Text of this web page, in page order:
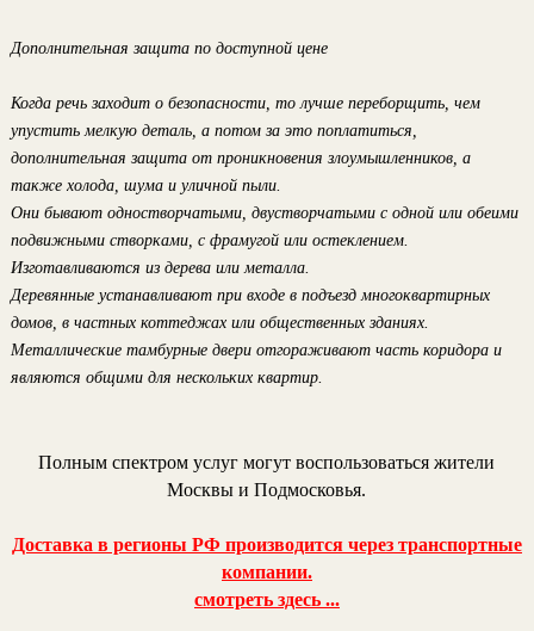
Дополнительная защита по доступной цене
Когда речь заходит о безопасности, то лучше переборщить, чем
упустить мелкую деталь, а потом за это поплатиться,
дополнительная защита от проникновения злоумышленников, а
также холода, шума и уличной пыли.
Они бывают одностворчатыми, двустворчатыми с одной или обеими
подвижными створками, с фрамугой или остеклением.
Изготавливаются из дерева или металла.
Деревянные устанавливают при входе в подъезд многоквартирных
домов, в частных коттеджах или общественных зданиях.
Металлические тамбурные двери отгораживают часть коридора и
являются общими для нескольких квартир.
Полным спектром услуг могут воспользоваться жители
Москвы и Подмосковья.
Доставка в регионы РФ производится через транспортные
компании.
смотреть здесь ...